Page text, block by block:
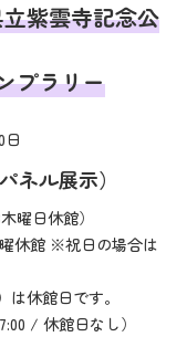
紫雲寺記念公
プラリー
日
ネル展示）
曜日休館）
曜休館 ※祝日の場合は
休館日です。
/ 休館日なし）